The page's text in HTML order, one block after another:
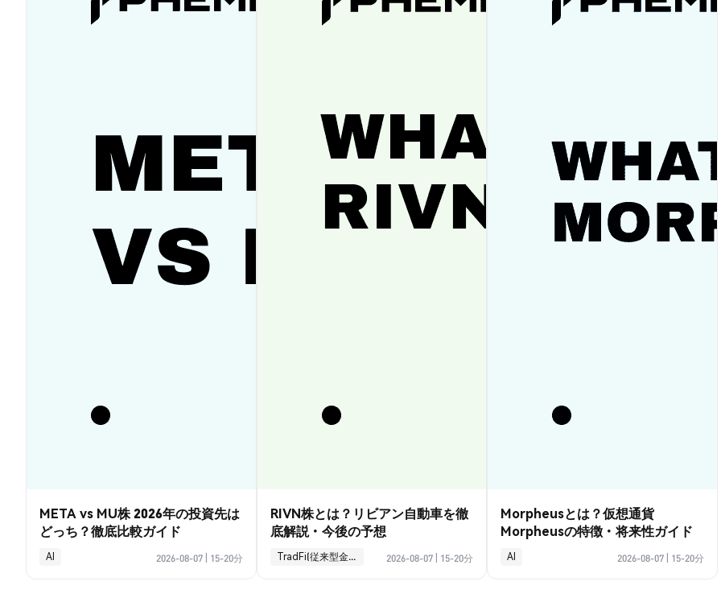
META vs MU株 2026年の投資先は
どっち？徹底比較ガイド
AI 2026-08-07 15-20分
RIVN株とは？リビアン自動車を徹
底解説・今後の予想
TradFi(従来型金融) 2026-08-07 15-20分
Morpheusとは？仮想通貨
Morpheusの特徴・将来性ガイド
AI 2026-08-07 15-20分